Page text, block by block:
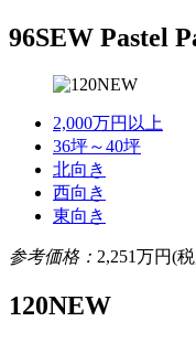
96SEW Pastel
2,000万円以上
36坪～40坪
北向き
西向き
東向き
参考価格： 2,251万円(
120NEW